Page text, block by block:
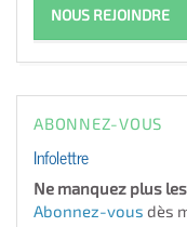
NOUS REJOINDRE
ABONNEZ-VOUS
Infolettre
Ne manquez plus
Abonnez-vous dès